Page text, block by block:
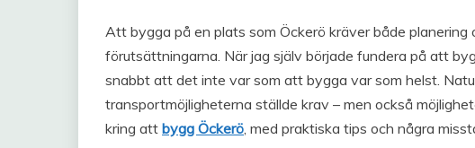
Att bygga på en plats som Öckerö kräver både planering
förutsättningarna. När jag själv började fundera på att
snabbt att det inte var som att bygga var som helst.
transportmöjligheterna ställde krav – men också
kring att bygg Öckerö, med praktiska tips och några